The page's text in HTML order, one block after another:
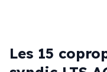
Les 15